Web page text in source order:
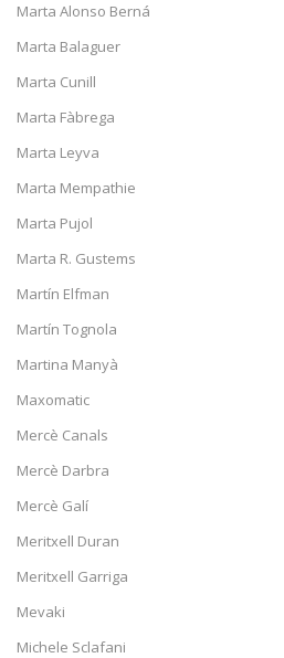
Marta Alonso Berná
Marta Balaguer
Marta Cunill
Marta Fàbrega
Marta Leyva
Marta Mempathie
Marta Pujol
Marta R. Gustems
Martín Elfman
Martín Tognola
Martina Manyà
Maxomatic
Mercè Canals
Mercè Darbra
Mercè Galí
Meritxell Duran
Meritxell Garriga
Mevaki
Michele Sclafani